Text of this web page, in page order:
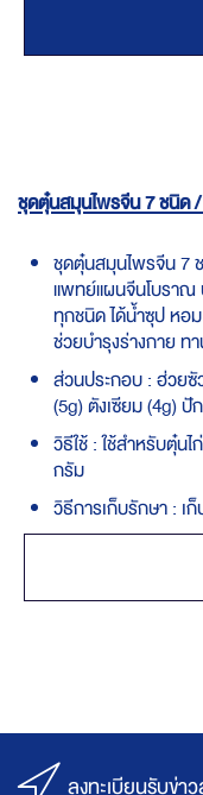
ชุดตุ๋นสมุนไพรจีน 7 ชนิด
ชุดตุ๋นสมุนไพรจีน 7
แพทย์แผนจีนโบราณ
ทุกชนิด ได้น้ำซุป หอ
ช่วยบำรุงร่างกาย ท
ส่วนประกอบ : ฮ่วยซั
(5g) ตังเซียม (4g) ปั
วิธีใช้ : ใช้สำหรับตุ๋น
กรัม
วิธีการเก็บรักษา : เ
ลงทะเบียนรับข่า